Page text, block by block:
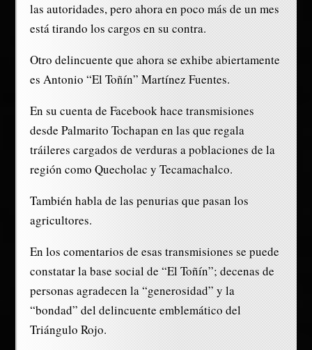
las autoridades, pero ahora en poco más de un mes
está tirando los cargos en su contra.
Otro delincuente que ahora se exhibe abiertamente
es Antonio “El Toñín” Martínez Fuentes.
En su cuenta de Facebook hace transmisiones
desde Palmarito Tochapan en las que regala
tráileres cargados de verduras a poblaciones de la
región como Quecholac y Tecamachalco.
También habla de las penurias que pasan los
agricultores.
En los comentarios de esas transmisiones se puede
constatar la base social de “El Toñín”; decenas de
personas agradecen la “generosidad” y la
“bondad” del delincuente emblemático del
Triángulo Rojo.